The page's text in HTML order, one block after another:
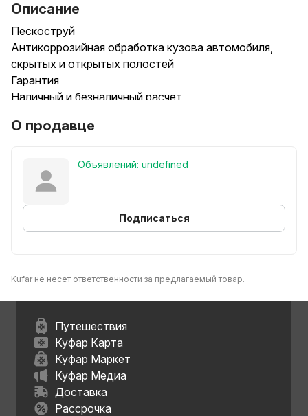
Описание
Пескоструй
Антикоррозийная обработка кузова автомобиля,
скрытых и открытых полостей
Гарантия
Наличный и безналичный расчет
О продавце
Объявлений: undefined
Подписаться
Kufar не несет ответственности за предлагаемый товар.
Путешествия
Куфар Карта
Куфар Маркет
Куфар Медиа
Доставка
Рассрочка